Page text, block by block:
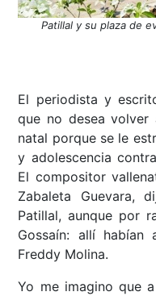
Patillal y su plaza de
El periodista y
que no desea volver
natal porque se le
y adolescencia
El compositor
Zabaleta Guevara,
Patillal, aunque por
Gossaín: allí habían
Freddy Molina.
Yo me imagino que